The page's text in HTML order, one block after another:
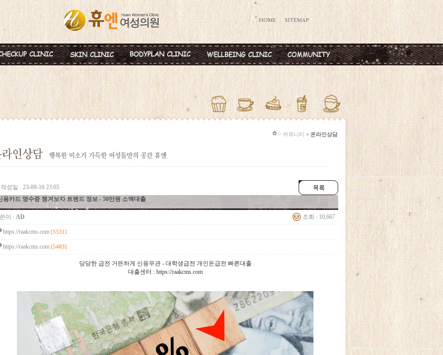
혈액종합검진
미혼여성검진
초기임신검진
레스틸렌
비만약물요법
지방분해주사
카복시테라피
신데렐라주사
비타민칵테일
백옥주사
태반·마늘주사
공지사항
> 커뮤니티 > 온라인상담
작성일 : 23-09-16 23:05
용카드 영수증 챙겨보자 트렌드 정보 - 50만원 소액대출
이 : AD 조회 : 10,667
https://raakcms.com [5531]
https://raakcms.com [5483]
당당한 급전 거뜬하게 신용무관 - 대학생급전 개인돈급전 빠른대출
대출센터 : https://raakcms.com